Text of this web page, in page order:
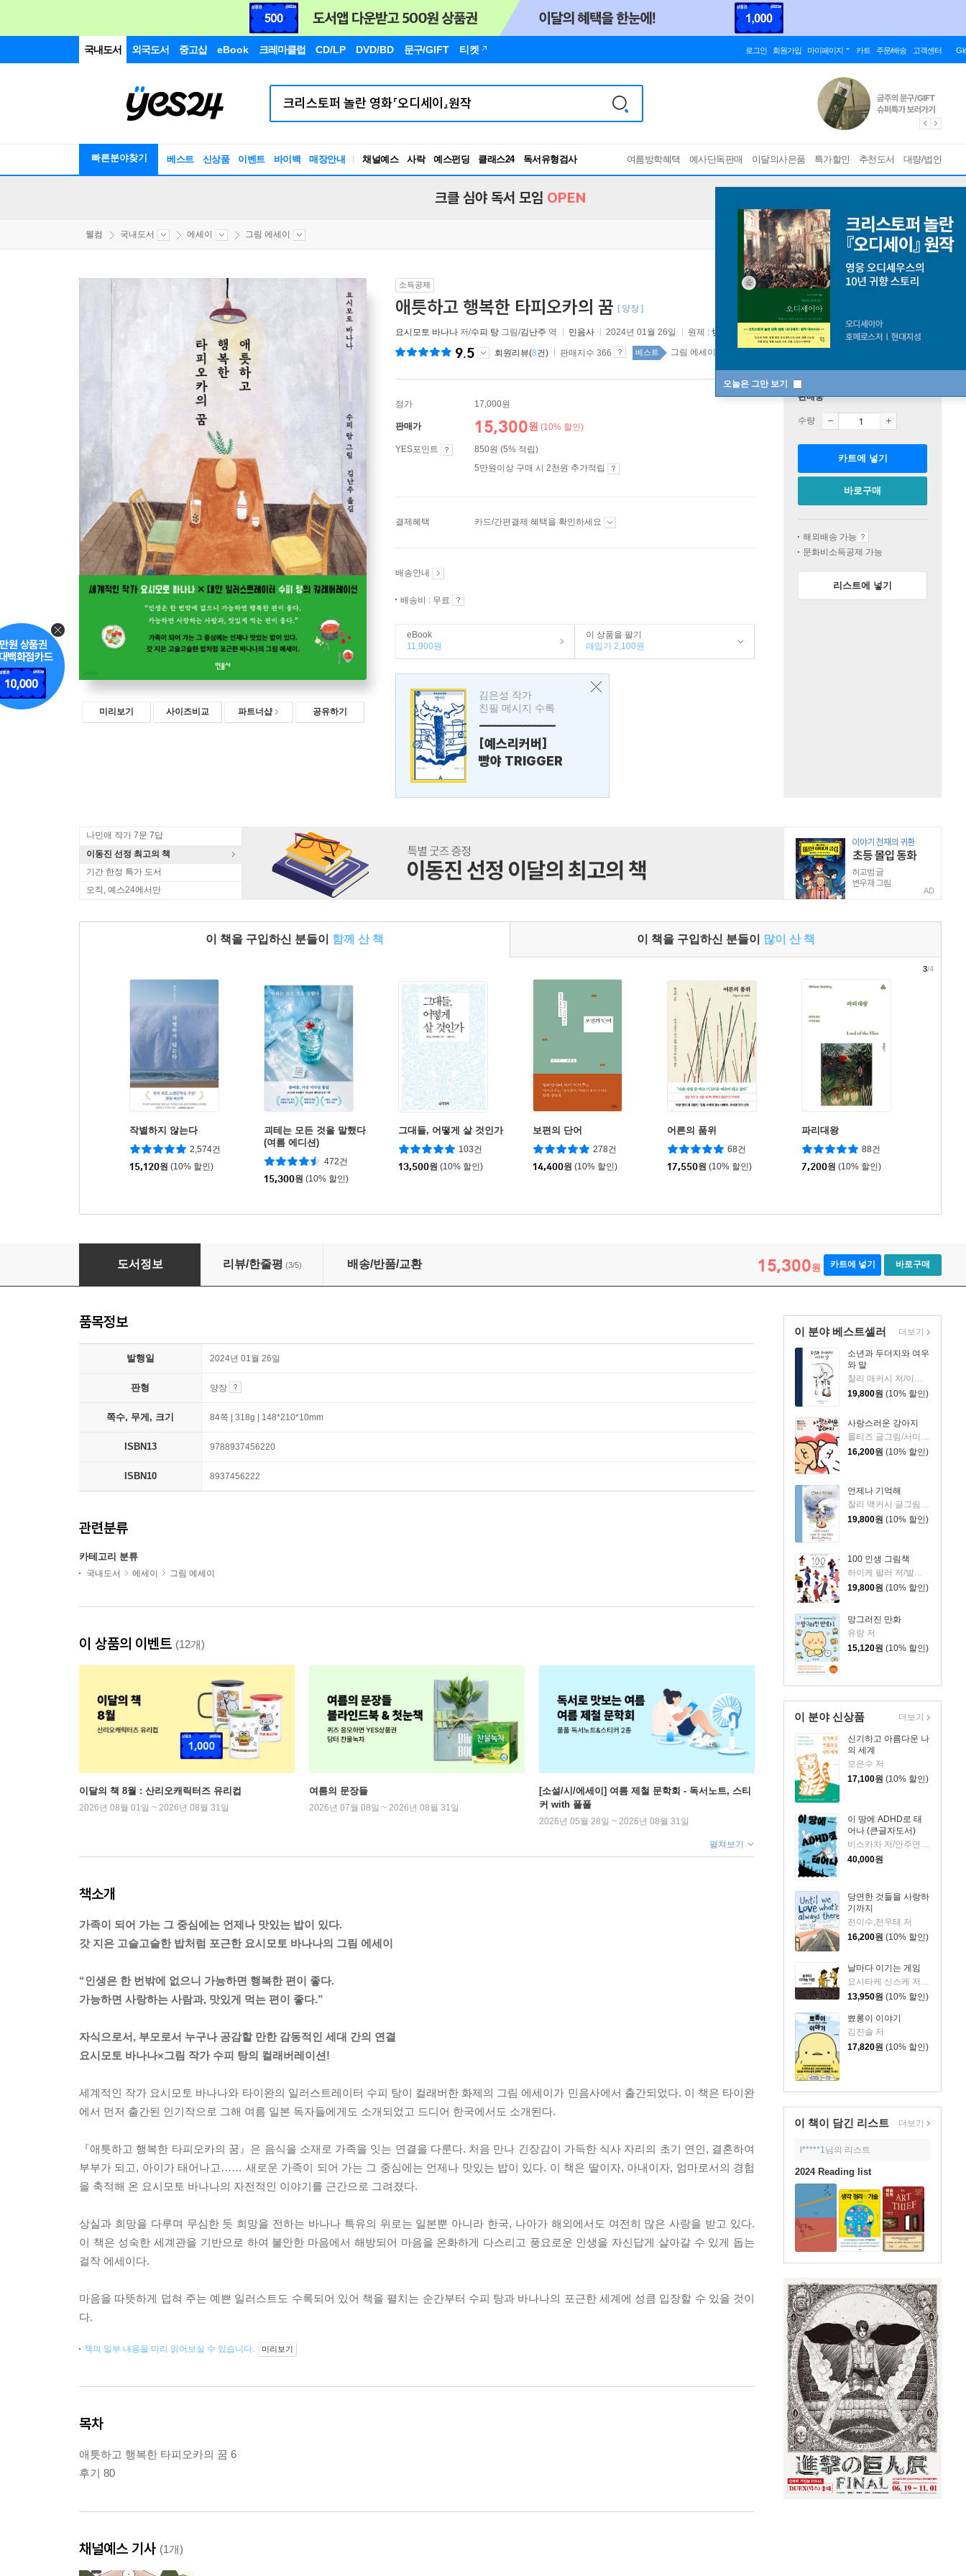
국내도서 외국도서 중고샵 eBook 크레마클럽 CD/LP DVD/BD 문구/GIFT 티켓 로그인 회원가입 마이페이지 카트 주문/배송 고객센터
빠른분야찾기 베스트 신상품 이벤트 바이백 매장안내 채널예스 사락 예스펀딩 클래스24
독서유형검사
RBTI Lab
여름방학혜택 예사단독판매 이달의사은품 특가할인 추천도서 대량/법인
오늘은 그만 보기
크클 심야 독서 모임 OPEN
웰컴 국내도서 에세이 그림 에세이
미리보기 사이즈비교 파트너샵 공유하기
소득공제
애틋하고 행복한 타피오카의 꿈 [ 양장 ]
요시모토 바나나 저/수피 탕 그림/김난주 역 민음사 2024년 01월 26일 원제 : 切なくそして幸せな、タピオカの夢
9.5 회원리뷰(8건) 판매지수 366 베스트 그림 에세이 top20 1주
정가 17,000원
판매가 15,300원 (10% 할인)
YES포인트
850원 (5% 적립)
5만원이상 구매 시 2천원 추가적립
결제혜택 카드/간편결제 혜택을 확인하세요
배송안내
배송비 : 무료
eBook
11,900원
이 상품을 팔기
매입가 2,100원
김은성 작가
친필 메시지 수록
---------------
[예스리커버]
빵야 TRIGGER
판매중
수량
카트에 넣기
바로구매
해외배송 가능
문화비소득공제 가능
리스트에 넣기
나민애 작가 7문 7답
이동진 선정 최고의 책
기간 한정 특가 도서
오직, 예스24에서만
AD
이 책을 구입하신 분들이 함께 산 책 이 책을 구입하신 분들이 많이 산 책
작별하지 않는다
2,574건
15,120원 (10% 할인)
괴테는 모든 것을 말했다
(여름 에디션)
472건
15,300원 (10% 할인)
그대들, 어떻게 살 것인가
103건
13,500원 (10% 할인)
보편의 단어
278건
14,400원 (10% 할인)
어른의 품위
68건
17,550원 (10% 할인)
파리대왕
88건
7,200원 (10% 할인)
3/4
애틋하고 행복한 타피오카의 꿈
도서정보 리뷰/한줄평 (3/5) 배송/반품/교환 15,300원 카트에 넣기 바로구매
이 분야 베스트셀러
소년과 두더지와 여우
와 말
찰리 매커시 저/이진경 역
19,800원 (10% 할인)
사랑스러운 강아지
16,200원 (10% 할인)
언제나 기억해
찰리 맥커시 글그림/이진경 역
19,800원 (10% 할인)
100 인생 그림책
하이케 팔러 저/발레리오 비달리 그림/김서정 역
19,800원 (10% 할인)
망그러진 만화
유랑 저
15,120원 (10% 할인)
더보기
이 분야 신상품
신기하고 아름다운 나
의 세계
모은수 저
17,100원 (10% 할인)
이 땅에 ADHD로 태
어나 (큰글자도서)
비스카차 저/안주연 감수
40,000원
당연한 것들을 사랑하
기까지
전이수,전우태 저
16,200원 (10% 할인)
날마다 이기는 게임
요시타케 신스케 저/이소담 역
13,950원 (10% 할인)
뾰롱이 이야기
김진솔 저
17,820원 (10% 할인)
더보기
이 책이 담긴 리스트 더보기
l*****1 님의 리스트
2024 Reading list
품목정보
발행일 2024년 01월 26일
판형 양장
쪽수, 무게, 크기 84쪽 | 318g | 148*210*10mm
ISBN13 9788937456220
ISBN10 8937456222
관련분류
카테고리 분류
국내도서 에세이 그림 에세이
이 상품의 이벤트 (12개)
이달의 책 8월 : 산리오캐릭터즈 유리컵
2026년 08월 01일 ~ 2026년 08월 31일
여름의 문장들
2026년 07월 08일 ~ 2026년 08월 31일
[소설/시/에세이] 여름 제철 문학회 - 독서노트, 스티
커 with 풀풀
2026년 05월 28일 ~ 2026년 08월 31일
펼쳐보기
책소개
가족이 되어 가는 그 중심에는 언제나 맛있는 밥이 있다.
갓 지은 고슬고슬한 밥처럼 포근한 요시모토 바나나의 그림 에세이
“인생은 한 번밖에 없으니 가능하면 행복한 편이 좋다.
가능하면 사랑하는 사람과, 맛있게 먹는 편이 좋다.”
자식으로서, 부모로서 누구나 공감할 만한 감동적인 세대 간의 연결
요시모토 바나나×그림 작가 수피 탕의 컬래버레이션!
세계적인 작가 요시모토 바나나와 타이완의 일러스트레이터 수피 탕이 컬래버한 화제의 그림 에세이가 민음사에서 출간되었다. 이 책은 타이완
에서 먼저 출간된 인기작으로 그해 여름 일본 독자들에게도 소개되었고 드디어 한국에서도 소개된다.
『애틋하고 행복한 타피오카의 꿈』은 음식을 소재로 가족을 잇는 연결을 다룬다. 처음 만나 긴장감이 가득한 식사 자리의 초기 연인, 결혼하여
부부가 되고, 아이가 태어나고…… 새로운 가족이 되어 가는 그 중심에는 언제나 맛있는 밥이 있다. 이 책은 딸이자, 아내이자, 엄마로서의 경험
을 축적해 온 요시모토 바나나의 자전적인 이야기를 근간으로 그려졌다.
상실과 희망을 다루며 무심한 듯 희망을 전하는 바나나 특유의 위로는 일본뿐 아니라 한국, 나아가 해외에서도 여전히 많은 사랑을 받고 있다.
이 책은 성숙한 세계관을 기반으로 하여 불안한 마음에서 해방되어 마음을 온화하게 다스리고 풍요로운 인생을 자신답게 살아갈 수 있게 돕는
걸작 에세이다.
마음을 따뜻하게 덥혀 주는 예쁜 일러스트도 수록되어 있어 책을 펼치는 순간부터 수피 탕과 바나나의 포근한 세계에 성큼 입장할 수 있을 것이
다.
책의 일부 내용을 미리 읽어보실 수 있습니다. 미리보기
목차
애틋하고 행복한 타피오카의 꿈 6
후기 80
채널예스 기사 (1개)